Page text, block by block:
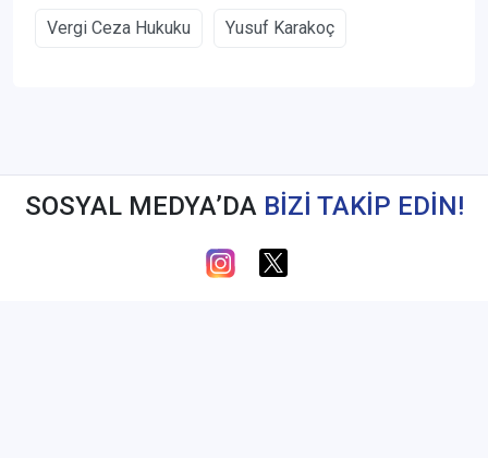
Vergi Ceza Hukuku Yusuf Karakoç
SOSYAL MEDYA’DA BİZİ TAKİP EDİN!